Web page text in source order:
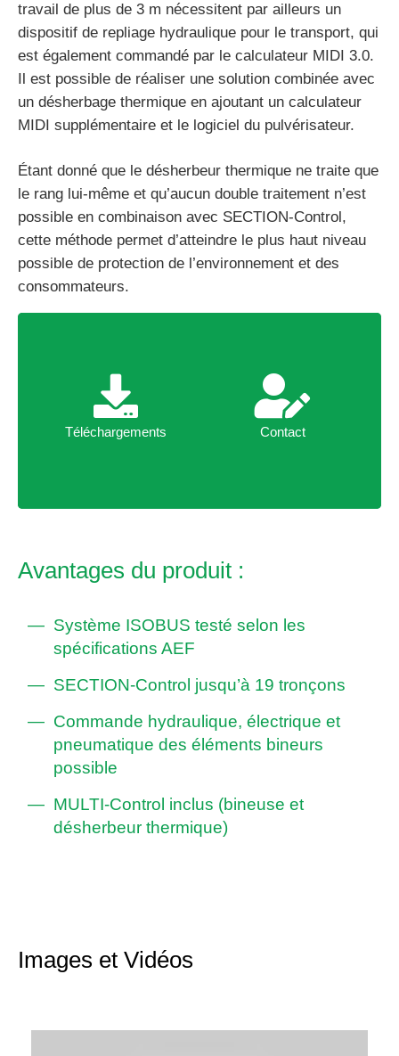
travail de plus de 3 m nécessitent par ailleurs un
dispositif de repliage hydraulique pour le transport, qui
est également commandé par le calculateur MIDI 3.0.
Il est possible de réaliser une solution combinée avec
un désherbage thermique en ajoutant un calculateur
MIDI supplémentaire et le logiciel du pulvérisateur.
Étant donné que le désherbeur thermique ne traite que
le rang lui-même et qu’aucun double traitement n’est
possible en combinaison avec SECTION-Control,
cette méthode permet d’atteindre le plus haut niveau
possible de protection de l’environnement et des
consommateurs.
Téléchargements Contact
Téléchargements Contact
Avantages du produit :
Système ISOBUS testé selon les
spécifications AEF
SECTION-Control jusqu’à 19 tronçons
Commande hydraulique, électrique et
pneumatique des éléments bineurs
possible
MULTI-Control inclus (bineuse et
désherbeur thermique)
Images et Vidéos